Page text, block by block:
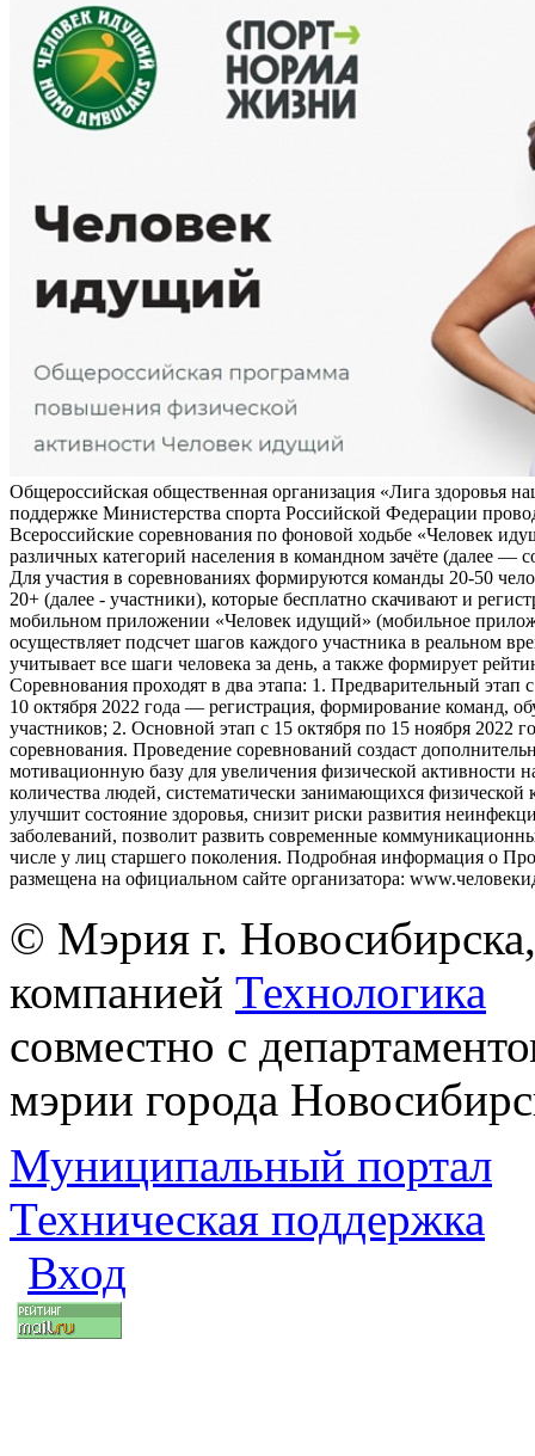
Общероссийская общественная организация «Лига здоровья
поддержке Министерства спорта Российской Федерации
Всероссийские соревнования по фоновой ходьбе «Человек
различных категорий населения в командном зачёте (далее —
Для участия в соревнованиях формируются команды 20-50
20+ (далее - участники), которые бесплатно скачивают и
мобильном приложении «Человек идущий» (мобильное
осуществляет подсчет шагов каждого участника в реальном
учитывает все шаги человека за день, а также формирует
Соревнования проходят в два этапа: 1. Предварительный этап
10 октября 2022 года — регистрация, формирование команд,
участников; 2. Основной этап с 15 октября по 15 ноября 2022
соревнования. Проведение соревнований создаст
мотивационную базу для увеличения физической активности
количества людей, систематически занимающихся физической
улучшит состояние здоровья, снизит риски развития
заболеваний, позволит развить современные
числе у лиц старшего поколения. Подробная информация о
размещена на официальном сайте организатора:
© Мэрия г.
компанией Технологика
совместно с
мэрии города
Муниципальный портал
Техническая поддержка
Вход